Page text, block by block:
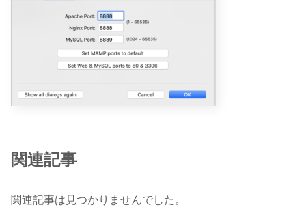
関連記事
関連記事は見つかりませんでした。